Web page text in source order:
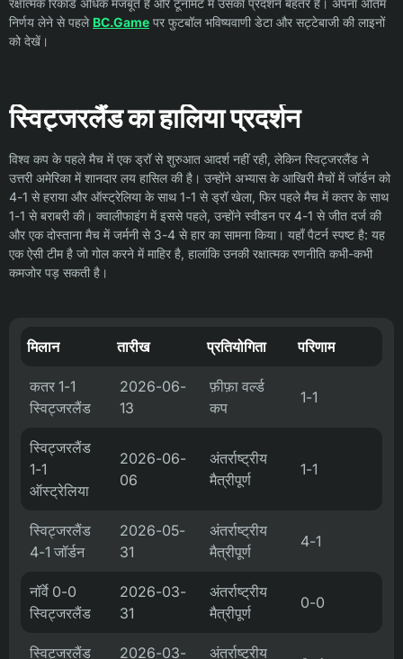
रक्षात्मक रिकॉर्ड अधिक मजबूत है और टूर्नामेंट में उसका प्रदर्शन बेहतर है। अपना अंतिम
निर्णय लेने से पहले BC.Game पर फुटबॉल भविष्यवाणी डेटा और सट्टेबाजी की लाइनों
को देखें।
स्विट्जरलैंड का हालिया प्रदर्शन
विश्व कप के पहले मैच में एक ड्रॉ से शुरुआत आदर्श नहीं रही, लेकिन स्विट्जरलैंड ने
उत्तरी अमेरिका में शानदार लय हासिल की है। उन्होंने अभ्यास के आखिरी मैचों में जॉर्डन को
4-1 से हराया और ऑस्ट्रेलिया के साथ 1-1 से ड्रॉ खेला, फिर पहले मैच में कतर के साथ
1-1 से बराबरी की। क्वालीफाइंग में इससे पहले, उन्होंने स्वीडन पर 4-1 से जीत दर्ज की
और एक दोस्ताना मैच में जर्मनी से 3-4 से हार का सामना किया। यहाँ पैटर्न स्पष्ट है: यह
एक ऐसी टीम है जो गोल करने में माहिर है, हालांकि उनकी रक्षात्मक रणनीति कभी-कभी
कमजोर पड़ सकती है।
मिलान तारीख प्रतियोगिता परिणाम
कतर 1-1
स्विट्जरलैंड
2026-06-
13
फ़ीफ़ा वर्ल्ड
कप
1-1
स्विट्जरलैंड
1-1
ऑस्ट्रेलिया
2026-06-
06
अंतर्राष्ट्रीय
मैत्रीपूर्ण
1-1
स्विट्जरलैंड
4-1 जॉर्डन
2026-05-
31
अंतर्राष्ट्रीय
मैत्रीपूर्ण
4-1
नॉर्वे 0-0
स्विट्जरलैंड
2026-03-
31
अंतर्राष्ट्रीय
मैत्रीपूर्ण
0-0
स्विट्जरलैंड
2026-03-
अंतर्राष्ट्रीय